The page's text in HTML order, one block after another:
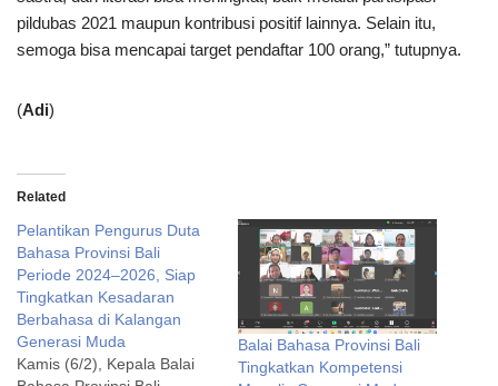
pildubas 2021 maupun kontribusi positif lainnya. Selain itu,
semoga bisa mencapai target pendaftar 100 orang,” tutupnya.
(Adi)
Related
Pelantikan Pengurus Duta
Bahasa Provinsi Bali
Periode 2024–2026, Siap
Tingkatkan Kesadaran
Berbahasa di Kalangan
Generasi Muda
Kamis (6/2), Kepala Balai
Balai Bahasa Provinsi Bali
Tingkatkan Kompetensi